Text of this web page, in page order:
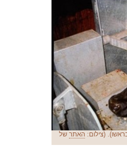
(צילום:האתר של